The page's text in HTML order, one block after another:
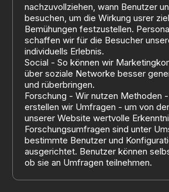
nachzuvollziehen, wann Benutzer
besuchen, um die Wirkung usrer
Bemühungen festzustellen.
schaffen wir für die Besucher
individuells Erlebnis.
Social - So können wir
über soziale Networke besser
und rüberbringen.
Forschung - Wir nutzen Methoden
erstellen wir Umfragen - um von
unserer Website wertvolle
Forschungsumfragen sind unter
bestimmte Benutzer und
ausgerichtet. Benutzer können
ob sie an Umfragen teilnehmen.